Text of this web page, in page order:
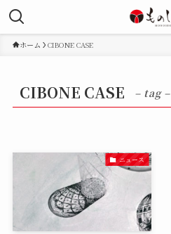
ホーム CIBONE CASE
CIBONE CASE – tag –
ニュース